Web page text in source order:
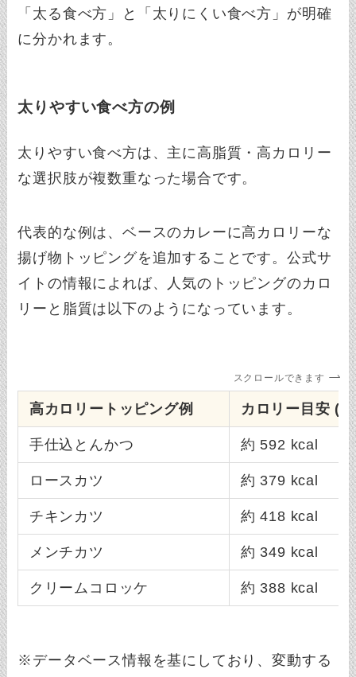
「太る食べ方」と「太りにくい食べ方」が明確
に分かれます。
太りやすい食べ方の例
太りやすい食べ方は、主に高脂質・高カロリー
な選択肢が複数重なった場合です。
代表的な例は、ベースのカレーに高カロリーな
揚げ物トッピングを追加することです。公式サ
イトの情報によれば、人気のトッピングのカロ
リーと脂質は以下のようになっています。
スクロールできます
高カロリートッピング例 カロリー目安
手仕込とんかつ 約 592 kcal
ロースカツ 約 379 kcal
チキンカツ 約 418 kcal
メンチカツ 約 349 kcal
クリームコロッケ 約 388 kcal
※データベース情報を基にしており、変動する